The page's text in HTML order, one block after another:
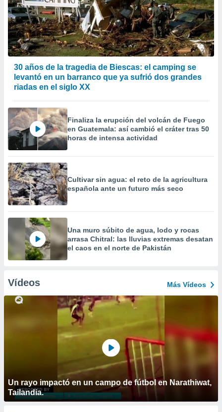
30 años de la tragedia de Biescas: el camping se
levantó en un barranco que ya sufrió dos grandes
riadas en el siglo XX
Finaliza la erupción del volcán de Fuego
en Guatemala: así cambió el cráter tras 50
horas de intensa actividad
Cultivar sin agua: el reto de la agricultura
española ante un futuro más seco
Una muro súbito de agua, lodo y rocas
arrasa Chitral: las lluvias extremas desatan
el caos en el norte de Pakistán
Vídeos Más Vídeos
Un rayo impactó en un campo de fútbol en Narathiwat,
Tailandia.